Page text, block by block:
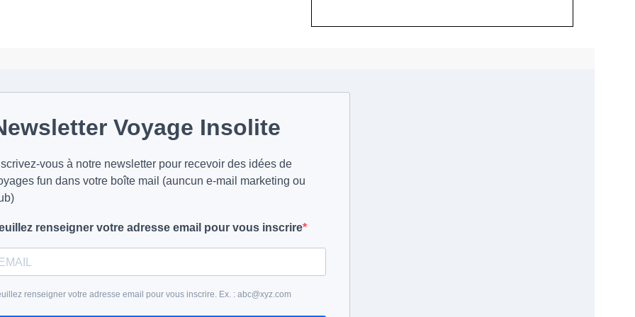
Voyage Insolite
vous à notre newsletter pour recevoir des idées de
fun dans votre boîte mail (auncun e-mail marketing ou
renseigner votre adresse email pour vous inscrire
renseigner votre adresse email pour vous inscrire. Ex. : abc@xyz.com